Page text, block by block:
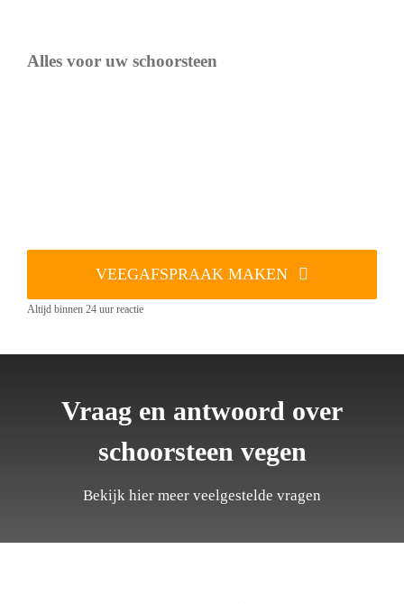
Alles voor uw schoorsteen
VEEGAFSPRAAK MAKEN
Altijd binnen 24 uur reactie
Vraag en antwoord over
schoorsteen vegen
Bekijk hier meer veelgestelde vragen